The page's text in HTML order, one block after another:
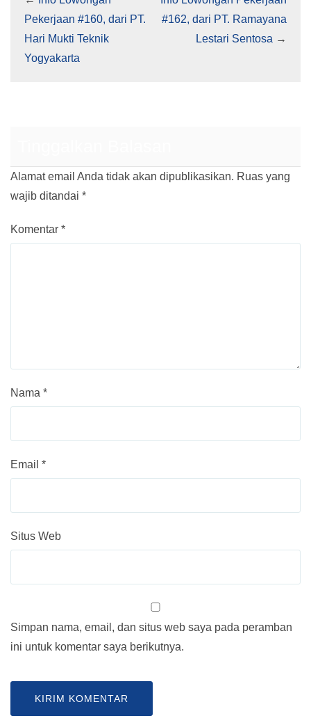
Pekerjaan #160, dari PT.
Hari Mukti Teknik
Yogyakarta
#162, dari PT. Ramayana
Lestari Sentosa →
Alamat email Anda tidak akan dipublikasikan. Ruas yang
wajib ditandai *
Komentar *
Nama *
Email *
Situs Web
Simpan nama, email, dan situs web saya pada peramban
ini untuk komentar saya berikutnya.